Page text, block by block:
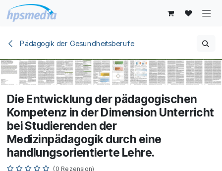
Zum Inhalt springen
Pädagogik der Gesundheitsberufe
Die Entwicklung der pädagogischen
Kompetenz in der Dimension Unterricht
bei Studierenden der
Medizinpädagogik durch eine
handlungsorientierte Lehre.
(0 Rezension)